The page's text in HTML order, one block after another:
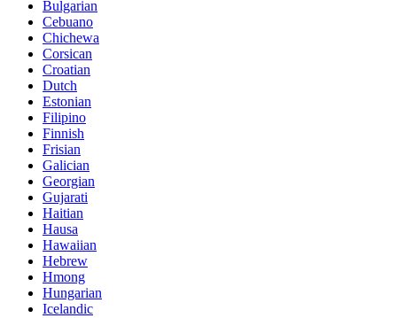
Bulgarian
Cebuano
Chichewa
Corsican
Croatian
Dutch
Estonian
Filipino
Finnish
Frisian
Galician
Georgian
Gujarati
Haitian
Hausa
Hawaiian
Hebrew
Hmong
Hungarian
Icelandic